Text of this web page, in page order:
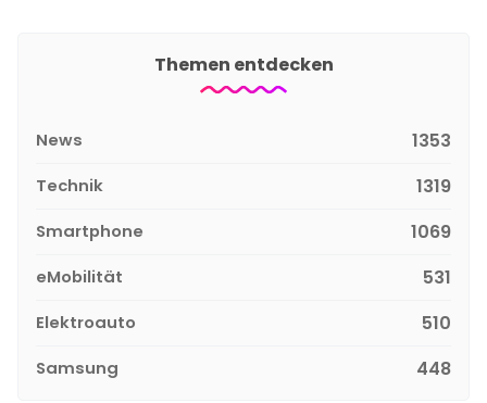
Themen entdecken
News 1353
Technik 1319
Smartphone 1069
eMobilität 531
Elektroauto 510
Samsung 448